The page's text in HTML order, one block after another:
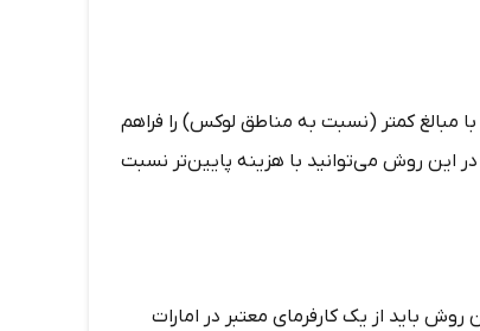
مبالغ کمتر (نسبت به مناطق لوکس) را فراهم
در این روش می‌توانید با هزینه پایین‌تر نسبت
باید از یک کارفرمای معتبر در امارات